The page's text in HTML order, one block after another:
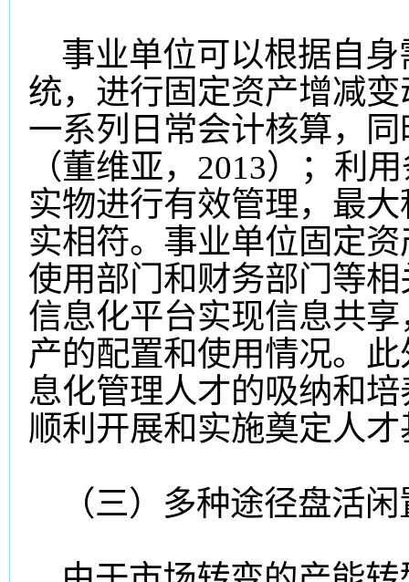
事业单位可以根据自身
统，进行固定资产增减
一系列日常会计核算，
（董维亚，2013）；利
实物进行有效管理，最
实相符。事业单位固定
使用部门和财务部门等
信息化平台实现信息共
产的配置和使用情况。
息化管理人才的吸纳和
顺利开展和实施奠定人
（三）多种途径盘活闲